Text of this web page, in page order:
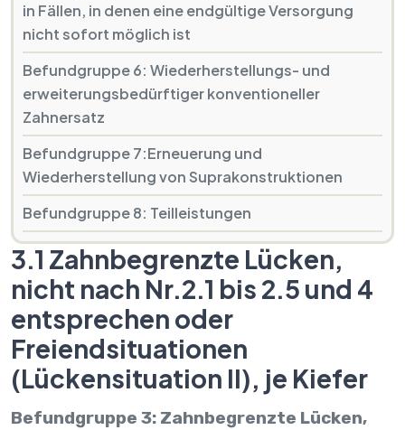
in Fällen, in denen eine endgültige Versorgung
nicht sofort möglich ist
Befundgruppe 6: Wiederherstellungs- und
erweiterungsbedürftiger konventioneller
Zahnersatz
Befundgruppe 7:Erneuerung und
Wiederherstellung von Suprakonstruktionen
Befundgruppe 8: Teilleistungen
3.1 Zahnbegrenzte Lücken,
nicht nach Nr.2.1 bis 2.5 und 4
entsprechen oder
Freiendsituationen
(Lückensituation II), je Kiefer
Befundgruppe 3: Zahnbegrenzte Lücken,